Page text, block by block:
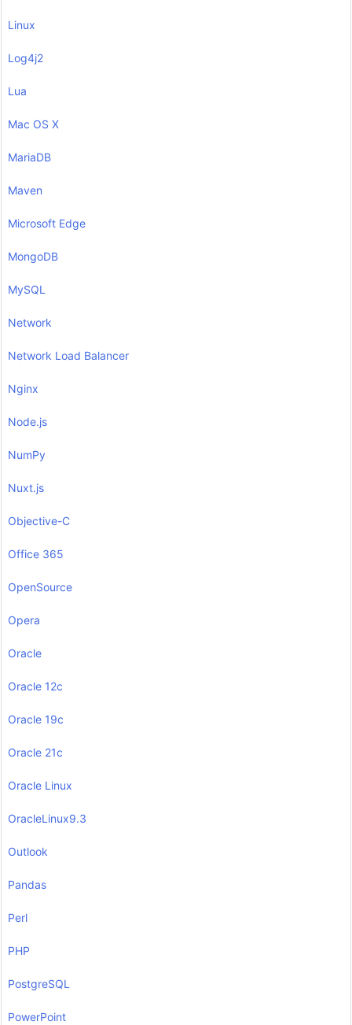
Linux
Log4j2
Lua
Mac OS X
MariaDB
Maven
Microsoft Edge
MongoDB
MySQL
Network
Network Load Balancer
Nginx
Node.js
NumPy
Nuxt.js
Objective-C
Office 365
OpenSource
Opera
Oracle
Oracle 12c
Oracle 19c
Oracle 21c
Oracle Linux
OracleLinux9.3
Outlook
Pandas
Perl
PHP
PostgreSQL
PowerPoint